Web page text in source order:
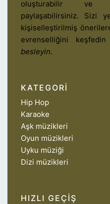
oluşturabilir ve
paylaşabilirsiniz. Sizi
kişiselleştirilmiş
evrenselliğini
besleyin.
KATEGORI
Hip Hop
Karaoke
Aşk müzikleri
Oyun müzikleri
Uyku müziği
Dizi müzikleri
HIZLI GEÇIŞ